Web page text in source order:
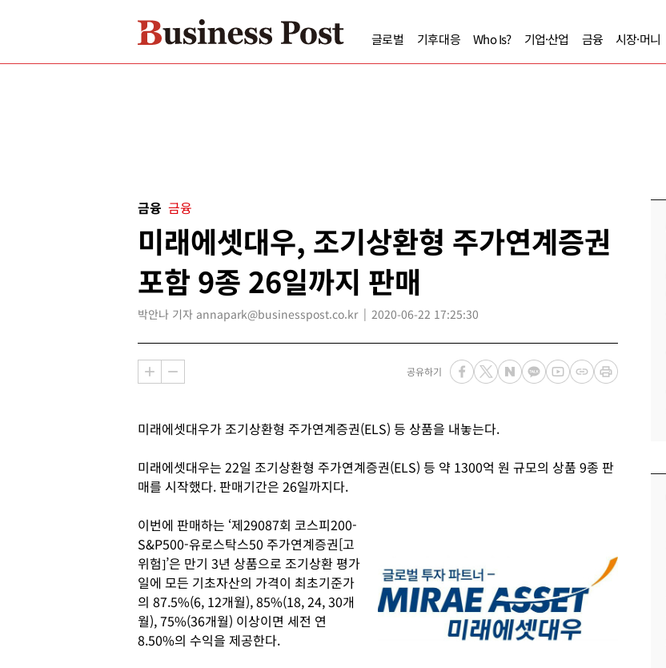
글로벌 기후대응 Who Is? 기업·산업 금융 시장·머니
금융 금융
미래에셋대우, 조기상환형 주가연계증권
포함 9종 26일까지 판매
박안나 기자 annapark@businesspost.co.kr 2020-06-22 17:25:30
공유하기
미래에셋대우가 조기상환형 주가연계증권(ELS) 등 상품을 내놓는다.
미래에셋대우는 22일 조기상환형 주가연계증권(ELS) 등 약 1300억 원 규모의 상품 9종 판
매를 시작했다. 판매기간은 26일까지다.
이번에 판매하는 ‘제29087회 코스피200-
S&P500-유로스탁스50 주가연계증권[고
위험]’은 만기 3년 상품으로 조기상환 평가
일에 모든 기초자산의 가격이 최초기준가
의 87.5%(6, 12개월), 85%(18, 24, 30개
월), 75%(36개월) 이상이면 세전 연
8.50%의 수익을 제공한다.